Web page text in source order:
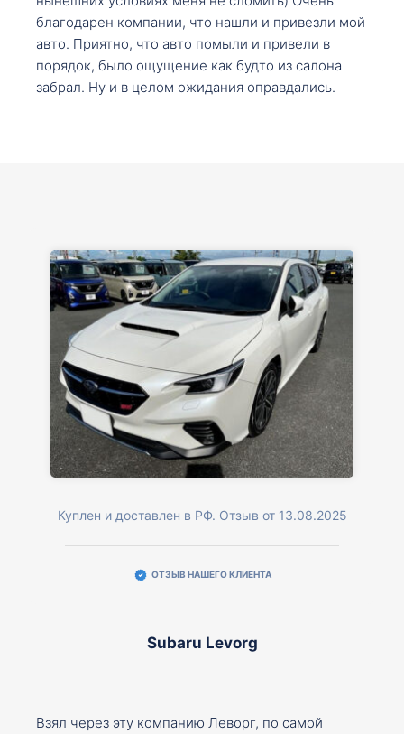
благодарен компании, что нашли и привезли мой
авто. Приятно, что авто помыли и привели в
порядок, было ощущение как будто из салона
забрал. Ну и в целом ожидания оправдались.
Куплен и доставлен в РФ. Отзыв от 13.08.2025
ОТЗЫВ НАШЕГО КЛИЕНТА
Subaru Levorg
Взял через эту компанию Леворг, по самой